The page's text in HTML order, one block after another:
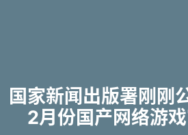
国家新闻出版署刚刚
2月份国产网络游戏